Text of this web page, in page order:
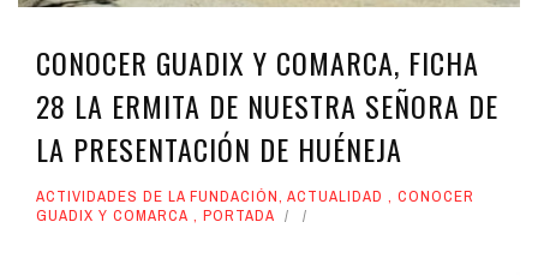
CONOCER GUADIX Y COMARCA, FICHA
28 LA ERMITA DE NUESTRA SEÑORA DE
LA PRESENTACIÓN DE HUÉNEJA
ACTIVIDADES DE LA FUNDACIÓN, ACTUALIDAD , CONOCER
GUADIX Y COMARCA , PORTADA